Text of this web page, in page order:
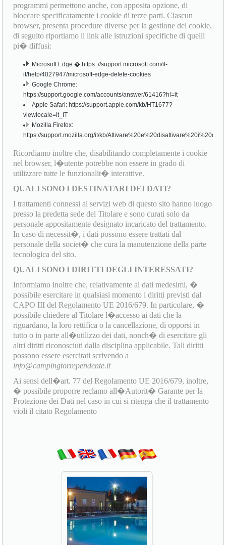
programmi permettono anche, con apposita opzione, di
bloccare specificatamente i cookie di terze parti. Ciascun
browser, presenta procedure diverse per la gestione dei cookie,
di seguito riportiamo il link alle istruzioni specifiche di quelli
pi� diffusi:
Microsoft Edge:� https: //support.microsoft.com/it-
it/help/4027947/microsoft-edge-delete-cookies
Google Chrome:
https://support.google.com/accounts/answer/61416?hl=it
Apple Safari: https://support.apple.com/kb/HT1677?
viewlocale=it_IT
Mozilla Firefox:
https://support.mozilla.org/it/kb/
Ricordiamo inoltre che, disabilitando completamente i cookie
nel browser, l�utente potrebbe non essere in grado di
utilizzare tutte le funzionalit� interattive.
QUALI SONO I DESTINATARI DEI DATI?
I trattamenti connessi ai servizi web di questo sito hanno luogo
presso la predetta sede del Titolare e sono curati solo da
personale appositamente designato incaricato del trattamento.
In caso di necessit�, i dati possono essere trattati dal
personale della societ� che cura la manutenzione della parte
tecnologica del sito.
QUALI SONO I DIRITTI DEGLI INTERESSATI?
Informiamo inoltre che, relativamente ai dati medesimi, �
possibile esercitare in qualsiasi momento i diritti previsti dal
CAPO III del Regolamento UE 2016/679. In particolare, �
possibile chiedere al Titolare l�accesso ai dati che la
riguardano, la loro rettifica o la cancellazione, di opporsi in
tutto o in parte all�utilizzo dei dati, nonch� di esercitare gli
altri diritti riconosciuti dalla disciplina applicabile. Tali diritti
possono essere esercitati scrivendo a
info@campingtorrependente.it
Ai sensi dell�art. 77 del Regolamento UE 2016/679, inoltre,
� possibile proporre reclamo all�Autorit� Garante per la
Protezione dei Dati nel caso in cui si ritenga che il trattamento
violi il citato Regolamento